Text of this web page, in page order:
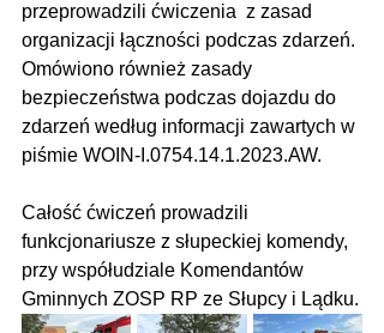
przeprowadzili ćwiczenia  z zasad
organizacji łączności podczas zdarzeń.
Omówiono również zasady
bezpieczeństwa podczas dojazdu do
zdarzeń według informacji zawartych w
piśmie WOIN-I.0754.14.1.2023.AW.
Całość ćwiczeń prowadzili
funkcjonariusze z słupeckiej komendy,
przy współudziale Komendantów
Gminnych ZOSP RP ze Słupcy i Lądku.